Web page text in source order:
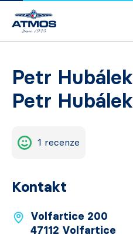
Petr Hubálek
Petr Hubálek
1 recenze
Kontakt
Volfartice 200
47112 Volfartice